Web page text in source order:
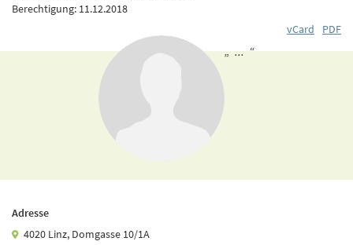
Berechtigung: 11.12.2018
vCard
PDF
„ ... “
Adresse
4020 Linz, Domgasse 10/1A